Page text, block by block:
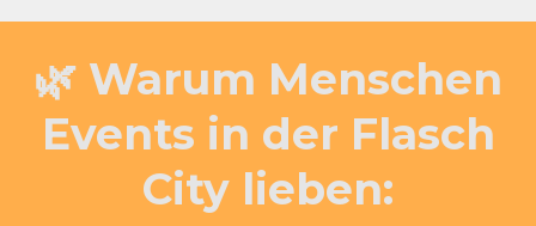
🌿 Warum Menschen
Events in der Flasch
City lieben: